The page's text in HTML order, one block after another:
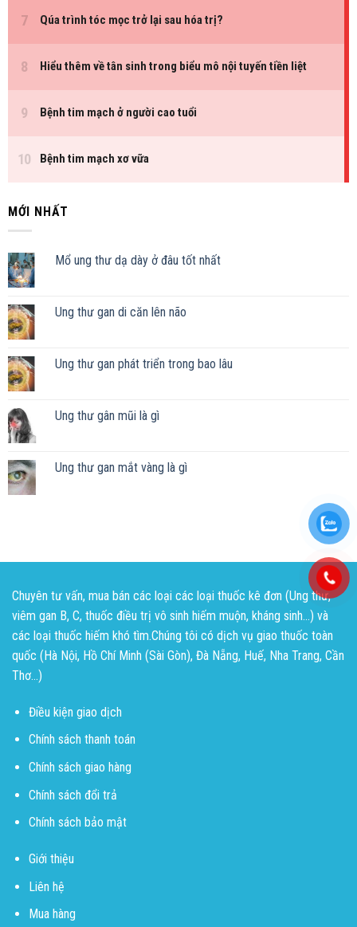
MỚI NHẤT
Mổ ung thư dạ dày ở đâu tốt nhất
Ung thư gan di căn lên não
Ung thư gan phát triển trong bao lâu
Ung thư gân mũi là gì
Ung thư gan mắt vàng là gì
Chuyên tư vấn, mua bán các loại các loại thuốc kê đơn (Ung thư,
viêm gan B, C, thuốc điều trị vô sinh hiếm muộn, kháng sinh...) và
các loại thuốc hiếm khó tìm.Chúng tôi có dịch vụ giao thuốc toàn
quốc (Hà Nội, Hồ Chí Minh (Sài Gòn), Đà Nẵng, Huế, Nha Trang, Cần
Thơ...)
Điều kiện giao dịch
Chính sách thanh toán
Chính sách giao hàng
Chính sách đổi trả
Chính sách bảo mật
Giới thiệu
Liên hệ
Mua hàng